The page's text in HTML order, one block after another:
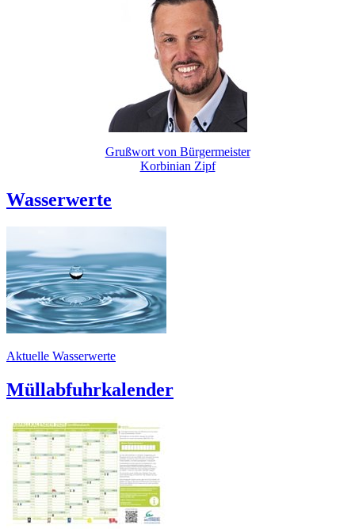
Grußwort von Bürgermeister
Korbinian Zipf
Wasserwerte
Aktuelle Wasserwerte
Müllabfuhrkalender